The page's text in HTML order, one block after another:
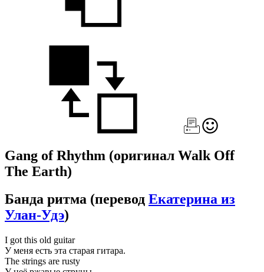
Gang of Rhythm (оригинал Walk Off
The Earth)
Банда ритма (перевод Екатерина из
Улан-Удэ)
I got this old guitar
У меня есть эта старая гитара.
The strings are rusty